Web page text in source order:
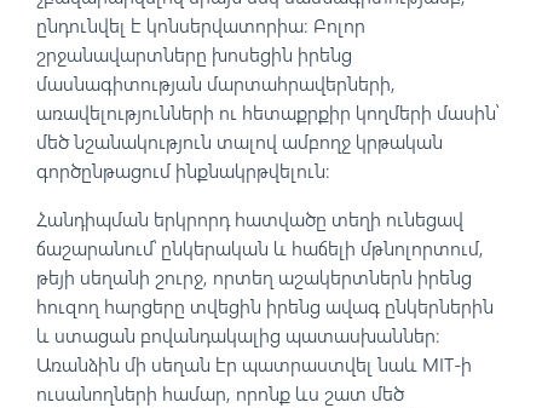
ընդունվել է կոնսերվատորիա։ Բոլոր
շրջանավարտները խոսեցին իրենց
մասնագիտության մարտահրավերների,
առավելությունների ու հետաքրքիր կողմերի մասին՝
մեծ նշանակություն տալով ամբողջ կրթական
գործընթացում ինքնակրթվելուն։
Հանդիպման երկրորդ հատվածը տեղի ունեցավ
ճաշարանում՝ ընկերական և հաճելի մթնոլորտում,
թեյի սեղանի շուրջ, որտեղ աշակերտներն իրենց
հուզող հարցերը տվեցին իրենց ավագ ընկերներին
և ստացան բովանդակալից պատասխաններ։
Առանձին մի սեղան էր պատրաստվել նաև MIT-ի
ուսանողների համար, որոնք ևս շատ մեծ